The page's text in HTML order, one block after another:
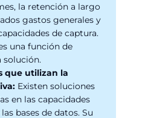
la retención a largo
gastos generales y
de captura.
una función de
solución.
que utilizan la
Existen soluciones
en las capacidades
bases de datos. Su